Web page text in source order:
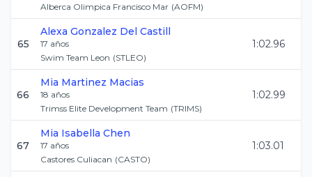
Alberca Olimpica Francisco Mar (AOFM)
65
Alexa Gonzalez Del Castill
17 años
Swim Team Leon (STLEO)
1:02.96
66
Mia Martinez Macias
18 años
Trimss Elite Development Team (TRIMS)
1:02.99
67
Mia Isabella Chen
17 años
Castores Culiacan (CASTO)
1:03.01